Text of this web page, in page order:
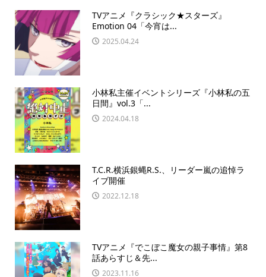
TVアニメ『クラシック★スターズ』
Emotion 04「今宵は...
2025.04.24
小林私主催イベントシリーズ『小林私の五
日間』vol.3「...
2024.04.18
T.C.R.横浜銀蝿R.S.、リーダー嵐の追悼ラ
イブ開催
2022.12.18
TVアニメ『でこぼこ魔女の親子事情』第8
話あらすじ＆先...
2023.11.16